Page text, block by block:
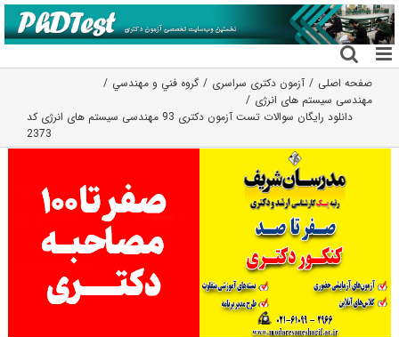
رفتن
به
محتوا
صفحه اصلی آزمون دکتری سراسری
گروه فني و مهندسي
مهندسی سیستم های انرژی
دانلود رایگان سوالات تست آزمون دکتری 93 مهندسی سیستم های انرژی کد
2373